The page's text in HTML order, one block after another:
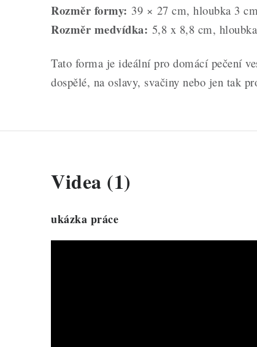
Rozměr formy: 39 × 27 cm, hloubka 3 cm
Rozměr medvídka: 5,8 x 8,8 cm,
Tato forma je ideální pro domácí pečení
dospělé, na oslavy, svačiny nebo jen tak
Videa (1)
ukázka práce